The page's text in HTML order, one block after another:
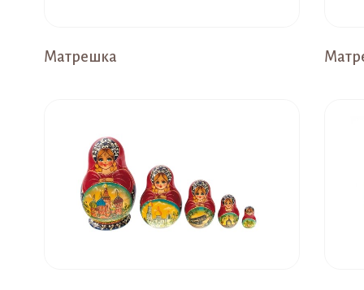
Матрешка